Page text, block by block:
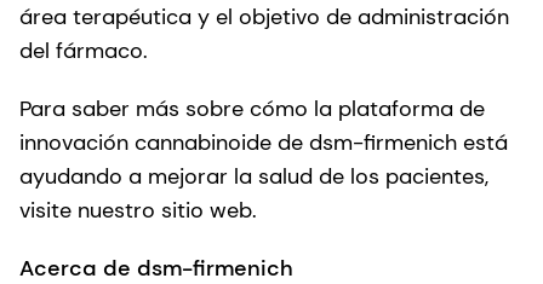
área terapéutica y el objetivo de administración
del fármaco.
Para saber más sobre cómo la plataforma de
innovación cannabinoide de dsm-firmenich está
ayudando a mejorar la salud de los pacientes,
visite nuestro sitio web.
Acerca de dsm-firmenich